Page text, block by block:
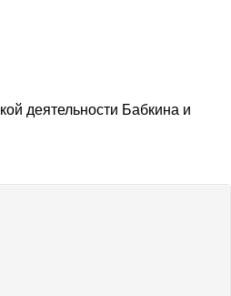
деятельности Бабкина и